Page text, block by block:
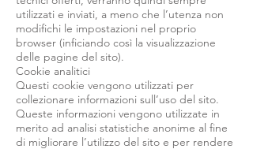
utilizzati e inviati, a meno che l’utenza non
modifichi le impostazioni nel proprio
browser (inficiando così la visualizzazione
delle pagine del sito).
Cookie analitici
Questi cookie vengono utilizzati per
collezionare informazioni sull’uso del sito.
Queste informazioni vengono utilizzate in
merito ad analisi statistiche anonime al fine
di migliorare l’utilizzo del sito e per rendere